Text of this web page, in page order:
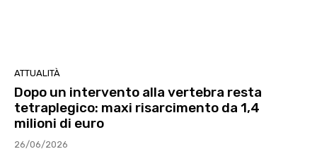
ATTUALITÀ
Dopo un intervento alla vertebra resta
tetraplegico: maxi risarcimento da 1,4
milioni di euro
26/06/2026